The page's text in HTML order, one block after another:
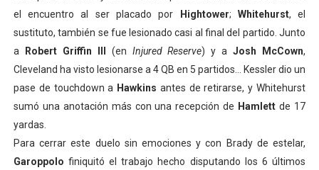
el encuentro al ser placado por
Hightower; Whitehurst, el
sustituto, también se fue lesionado casi al final del partido. Junto
a
Robert Griffin III (en Injured Reserve) y aJosh McCown,
Cleveland ha visto lesionarse a 4 QB en 5 partidos… Kessler dio un
pase de touchdown a Hawkins antes de retirarse, y Whitehurst
sumó una anotación más con una recepción de Hamlett de 17
yardas.
Para cerrar este duelo sin emociones y con Brady de estelar,
Garoppolo finiquitó el trabajo hecho disputando los 6 últimos